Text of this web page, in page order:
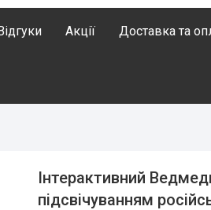
Акції Доставка та
Інтерактивний
підсвічуванням